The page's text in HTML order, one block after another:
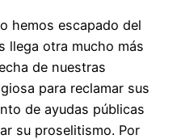
hemos escapado del
llega otra mucho más
de nuestras
para reclamar sus
de ayudas públicas
su proselitismo. Por